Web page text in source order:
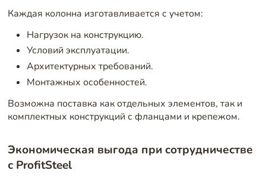
Каждая колонна изготавливается с учетом:
Нагрузок на конструкцию.
Условий эксплуатации.
Архитектурных требований.
Монтажных особенностей.
Возможна поставка как отдельных элементов, так и
комплектных конструкций с фланцами и крепежом.
Экономическая выгода при сотрудничестве
с ProfitSteel